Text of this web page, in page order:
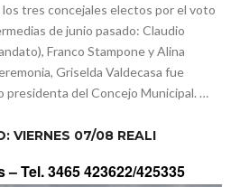
tres concejales electos por el voto
de junio pasado: Claudio
Franco Stampone y Alina
Griselda Valdecasa fue
presidenta del Concejo Municipal. …
VIERNES 07/08 REALI
–Tel. 3465 423622/425335